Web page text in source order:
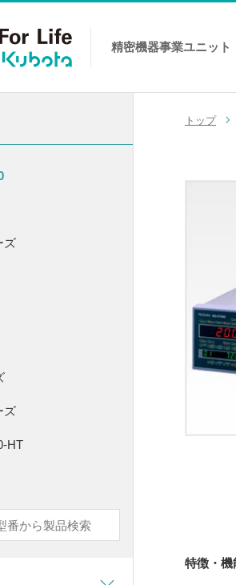
精密機器事業ユニット
ズ
ズ
HT
トップ
特徴・機